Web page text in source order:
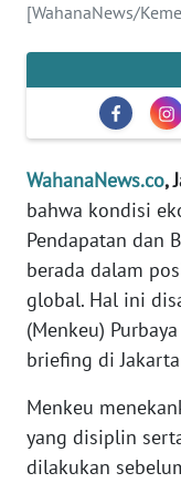
[WahanaNews/
WahanaNews.co,
bahwa kondisi
Pendapatan dan
berada dalam
global. Hal ini
(Menkeu)
briefing di
Menkeu
yang disiplin
dilakukan
Informasi
INDEKS
BERITA
KONTAK
INFO
IKLAN